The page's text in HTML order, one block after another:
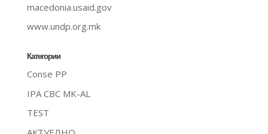
macedonia.usaid.gov
www.undp.org.mk
Категории
Conse PP
IPA CBC MK-AL
TEST